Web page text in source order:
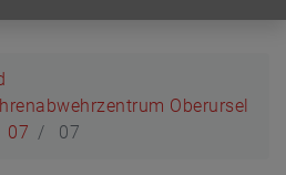
Oberursel
07 07